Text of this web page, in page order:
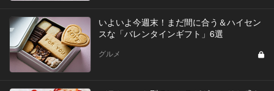
いよいよ今週末！まだ間に合う＆ハイセン
スな「バレンタインギフト」6選
グルメ